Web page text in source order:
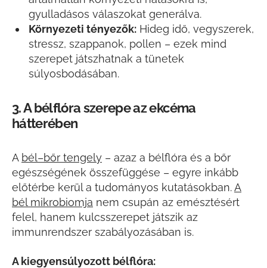
gyulladásos válaszokat generálva.
Környezeti tényezők: Hideg idő, vegyszerek,
stressz, szappanok, pollen – ezek mind
szerepet játszhatnak a tünetek
súlyosbodásában.
3. A bélflóra szerepe az ekcéma
hátterében
A bél–bőr tengely – azaz a bélflóra és a bőr
egészségének összefüggése – egyre inkább
előtérbe kerül a tudományos kutatásokban.A
bél mikrobiomja nem csupán az emésztésért
felel, hanem kulcsszerepet játszik az
immunrendszer szabályozásában is.
A kiegyensúlyozott bélflóra: